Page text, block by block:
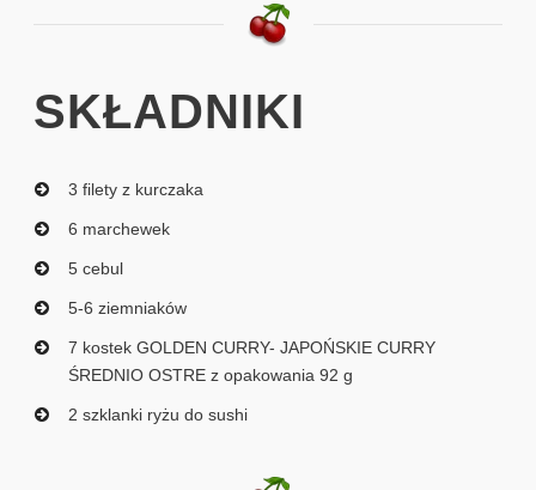
SKŁADNIKI
3 filety z kurczaka
6 marchewek
5 cebul
5-6 ziemniaków
7 kostek GOLDEN CURRY- JAPOŃSKIE CURRY
ŚREDNIO OSTRE z opakowania 92 g
2 szklanki ryżu do sushi